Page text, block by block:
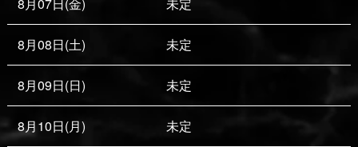
8月08日(土) 未定
8月09日(日) 未定
8月10日(月) 未定